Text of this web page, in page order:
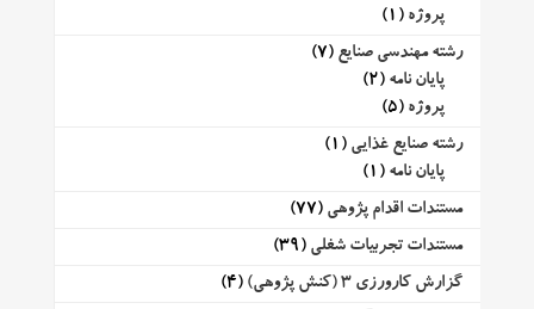
پروژه (1)
رشته مهندسی صنایع (7)
پایان نامه (2)
پروژه (5)
رشته صنایع غذایی (1)
پایان نامه (1)
مستندات اقدام پژوهی (77)
مستندات تجربیات شغلی (39)
گزارش کارورزی 3 (کنش پژوهی)
(4)